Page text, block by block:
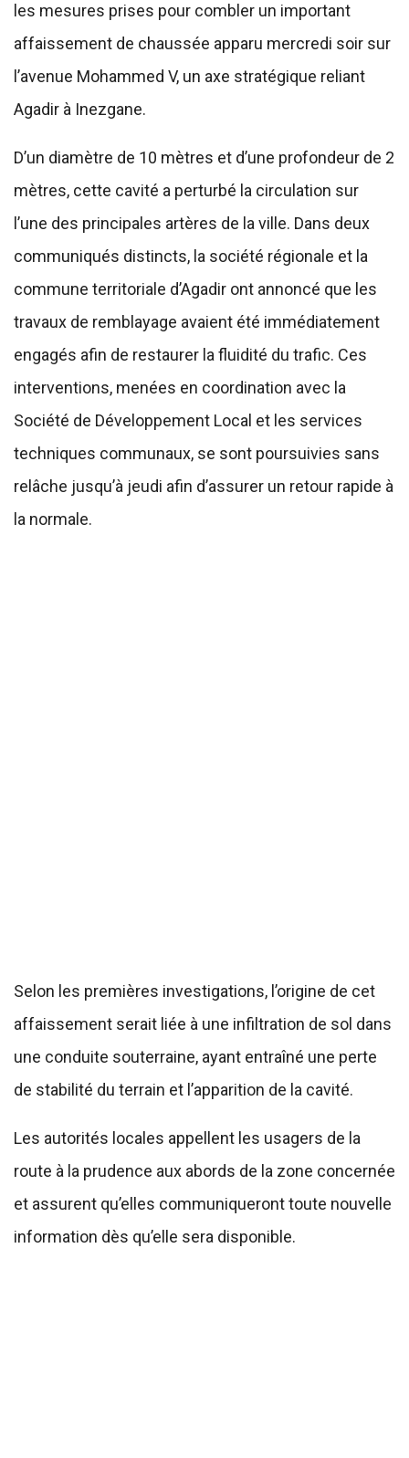
les mesures prises pour combler un important
affaissement de chaussée apparu mercredi soir sur
l’avenue Mohammed V, un axe stratégique reliant
Agadir à Inezgane.
D’un diamètre de 10 mètres et d’une profondeur de 2
mètres, cette cavité a perturbé la circulation sur
l’une des principales artères de la ville. Dans deux
communiqués distincts, la société régionale et la
commune territoriale d’Agadir ont annoncé que les
travaux de remblayage avaient été immédiatement
engagés afin de restaurer la fluidité du trafic. Ces
interventions, menées en coordination avec la
Société de Développement Local et les services
techniques communaux, se sont poursuivies sans
relâche jusqu’à jeudi afin d’assurer un retour rapide à
la normale.
Selon les premières investigations, l’origine de cet
affaissement serait liée à une infiltration de sol dans
une conduite souterraine, ayant entraîné une perte
de stabilité du terrain et l’apparition de la cavité.
Les autorités locales appellent les usagers de la
route à la prudence aux abords de la zone concernée
et assurent qu’elles communiqueront toute nouvelle
information dès qu’elle sera disponible.